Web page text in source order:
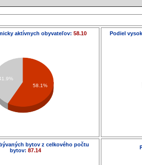
aktívnych obyvateľov: 58.10
58.1%
Podiel
bytov z celkového počtu
bytov: 87.14